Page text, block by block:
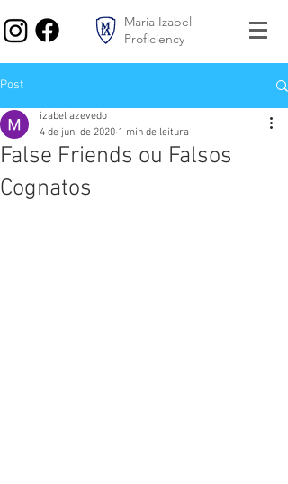
Maria Izabel
Proficiency
Post
False Friends ou Falsos
Cognatos
izabel azevedo
4 de jun. de 2020 1 min de leitura